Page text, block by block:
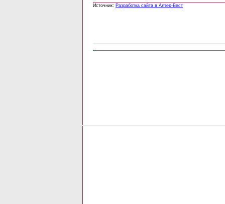
Источник: Разработка сайта в Алтер-Вест